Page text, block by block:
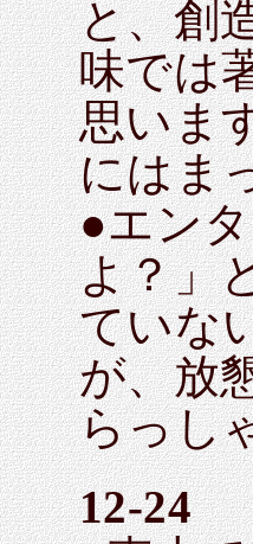
と、創
味では
思いま
にはま
●エン
よ？」
ていな
が、放
らっし
12-24